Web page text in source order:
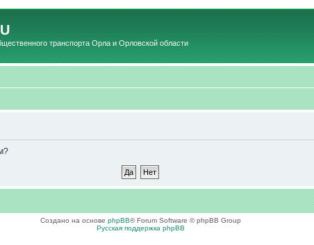
транспорта Орла и Орловской области
Создано на основе phpBB® Forum Software © phpBB Group
Русская поддержка phpBB